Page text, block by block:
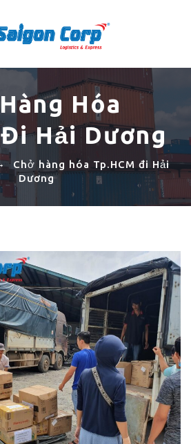
Hóa
Hải Dương
Chở hàng hóa Tp.HCM đi Hải
Dương